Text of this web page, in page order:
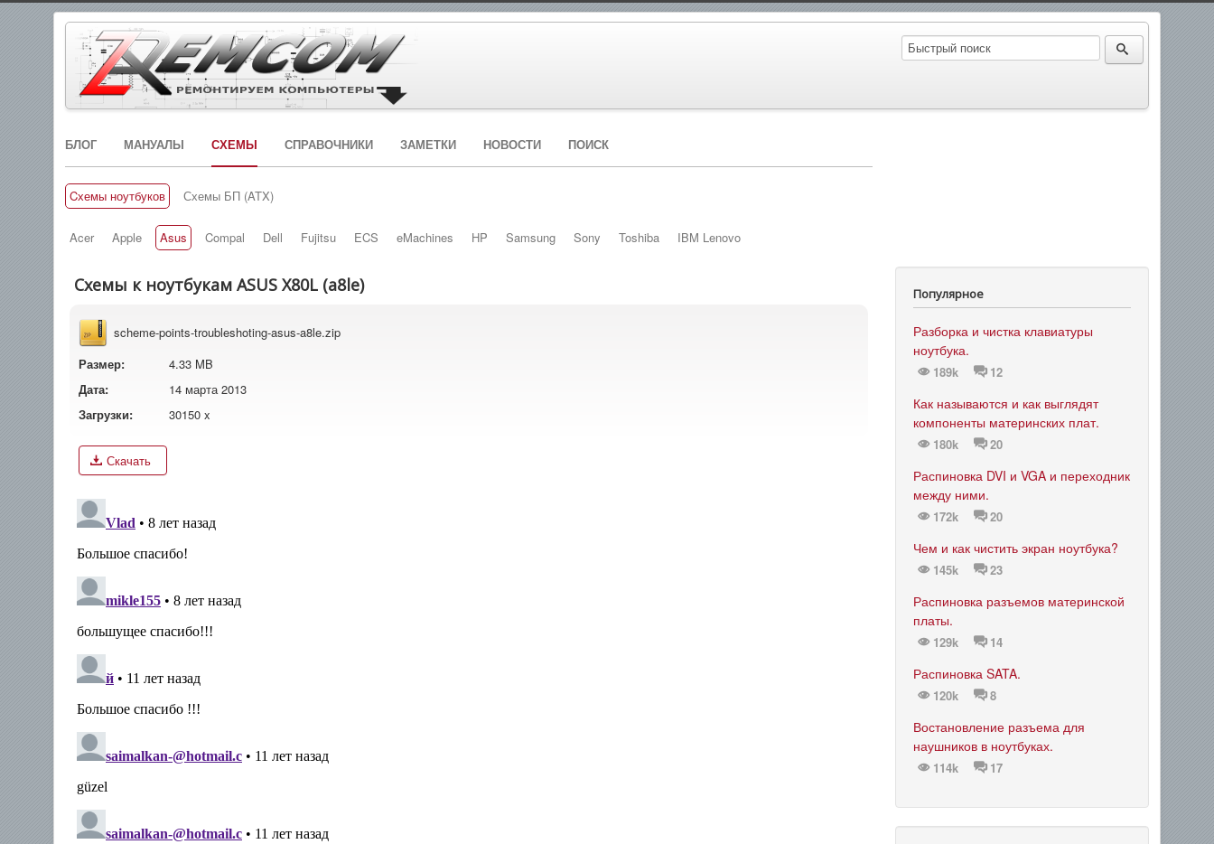
БЛОГ МАНУАЛЫ СХЕМЫ СПРАВОЧНИКИ ЗАМЕТКИ НОВОСТИ ПОИСК
Cхемы ноутбуков Схемы БП (ATX)
Acer Apple Asus Compal Dell Fujitsu ECS eMachines HP Samsung Sony Toshiba IBM Lenovo
Схемы к ноутбукам ASUS X80L (a8le)
scheme-points-troubleshoting-asus-a8le.zip
Размер:
4.33 MB
Дата:
14 марта 2013
Загрузки:
30150 x
Скачать
Популярное
Разборка и чистка клавиатуры
ноутбука.
189k 12
Как называются и как выглядят
компоненты материнских плат.
180k 20
Распиновка DVI и VGA и переходник
между ними.
172k 20
Чем и как чистить экран ноутбука?
145k 23
Распиновка разъемов материнской
платы.
129k 14
Распиновка SATA.
120k 8
Востановление разъема для
наушников в ноутбуках.
114k 17